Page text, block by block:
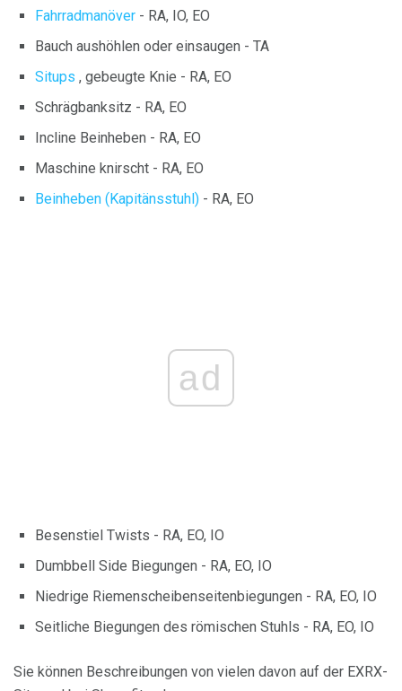
Fahrradmanöver - RA, IO, EO
Bauch aushöhlen oder einsaugen - TA
Situps , gebeugte Knie - RA, EO
Schrägbanksitz - RA, EO
Incline Beinheben - RA, EO
Maschine knirscht - RA, EO
Beinheben (Kapitänsstuhl) - RA, EO
ad
Besenstiel Twists - RA, EO, IO
Dumbbell Side Biegungen - RA, EO, IO
Niedrige Riemenscheibenseitenbiegungen - RA, EO, IO
Seitliche Biegungen des römischen Stuhls - RA, EO, IO
Sie können Beschreibungen von vielen davon auf der EXRX-